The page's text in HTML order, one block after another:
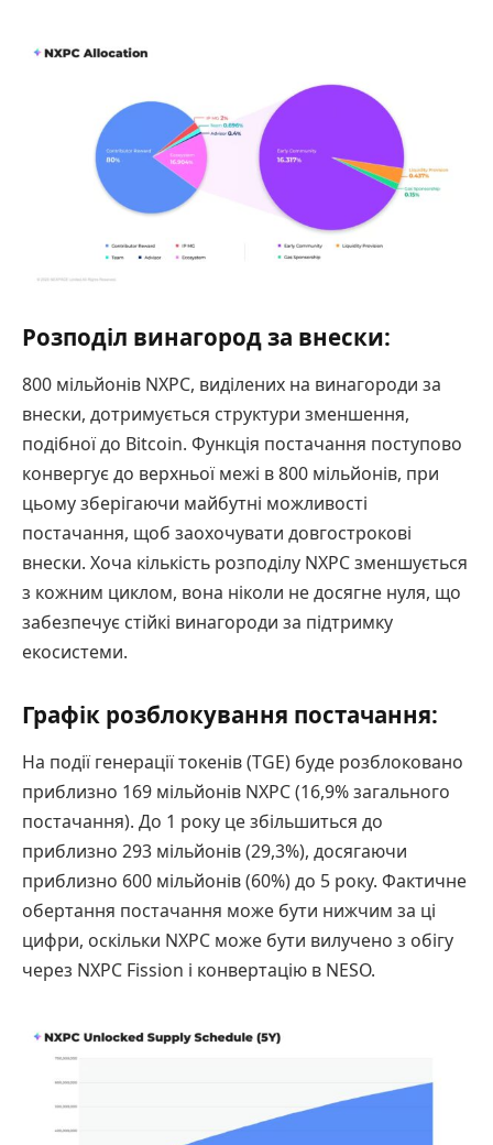
Розподіл винагород за внески:
800 мільйонів NXPC, виділених на винагороди за
внески, дотримується структури зменшення,
подібної до Bitcoin. Функція постачання поступово
конвергує до верхньої межі в 800 мільйонів, при
цьому зберігаючи майбутні можливості
постачання, щоб заохочувати довгострокові
внески. Хоча кількість розподілу NXPC зменшується
з кожним циклом, вона ніколи не досягне нуля, що
забезпечує стійкі винагороди за підтримку
екосистеми.
Графік розблокування постачання:
На події генерації токенів (TGE) буде розблоковано
приблизно 169 мільйонів NXPC (16,9% загального
постачання). До 1 року це збільшиться до
приблизно 293 мільйонів (29,3%), досягаючи
приблизно 600 мільйонів (60%) до 5 року. Фактичне
обертання постачання може бути нижчим за ці
цифри, оскільки NXPC може бути вилучено з обігу
через NXPC Fission і конвертацію в NESO.